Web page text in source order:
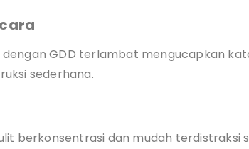
GDD terlambat mengucapkan
sederhana.
berkonsentrasi dan mudah terdistraksi